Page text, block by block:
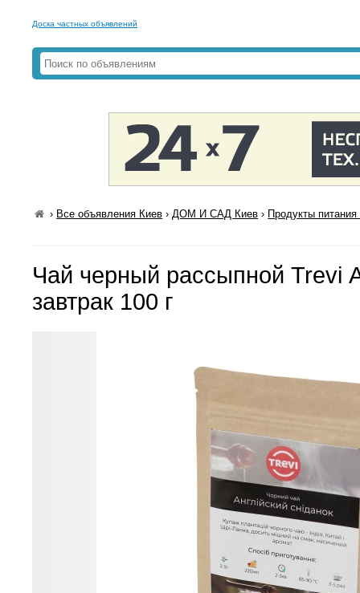
Доска частных объявлений
› Все объявления Киев ›ДОМ И САД Киев › Продукты
Чай черный рассыпной Trevi
завтрак 100 г